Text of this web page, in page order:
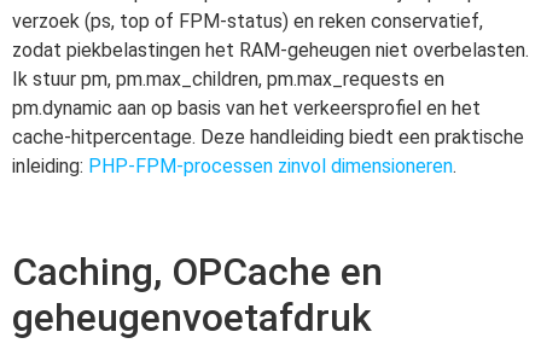
verzoek (ps, top of FPM-status) en reken conservatief,
zodat piekbelastingen het RAM-geheugen niet overbelasten.
Ik stuur pm, pm.max_children, pm.max_requests en
pm.dynamic aan op basis van het verkeersprofiel en het
cache-hitpercentage. Deze handleiding biedt een praktische
inleiding: PHP-FPM-processen zinvol dimensioneren.
Caching, OPCache en
geheugenvoetafdruk